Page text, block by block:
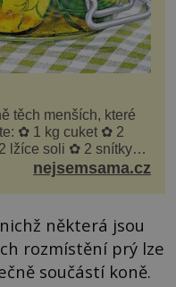
těch menších, které
✿ 1 kg cuket ✿ 2
lžíce soli ✿ 2 snítky
✿ hrst petrželky Nálev: ✿ 400 m...nejsemsama.cz
některá jsou
rozmístění prý lze
součástí koně.